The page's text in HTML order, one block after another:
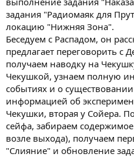
задания "Радиомаяк для
локацию "Нижняя Зона".
Беседуем с Распадом, он
предлагает переговорить с
получаем наводку на
Чекушкой, узнаем полную
событиях и о
информацией об
Чекушки, вторая у Сойера.
сейфа, забираем
возле выхода), получаем
"Слияние" и обновление